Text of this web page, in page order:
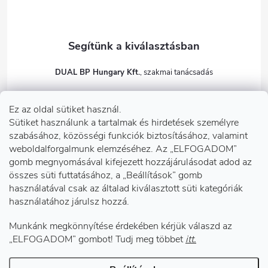
Ez az oldal sütiket használ.
Sütiket használunk a tartalmak és hirdetések személyre
szabásához, közösségi funkciók biztosításához, valamint
weboldalforgalmunk elemzéséhez. Az „ELFOGADOM”
gomb megnyomásával kifejezett hozzájárulásodat adod az
összes süti futtatásához, a „Beállítások” gomb
használatával csak az általad kiválasztott süti kategóriák
használatához járulsz hozzá.
Munkánk megkönnyítése érdekében kérjük válaszd az
„ELFOGADOM” gombot! Tudj meg többet itt.
Információk önnek
Telephelyeink
Facebook
DUAL BP Hungary Kft.
dualbp.hu